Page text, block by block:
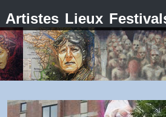
Artistes Lieux